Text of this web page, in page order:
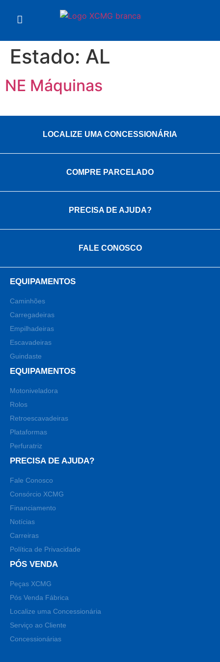
Estado: AL
NE Máquinas
LOCALIZE UMA CONCESSIONÁRIA
COMPRE PARCELADO
PRECISA DE AJUDA?
FALE CONOSCO
EQUIPAMENTOS
Caminhões
Carregadeiras
Empilhadeiras
Escavadeiras
Guindaste
EQUIPAMENTOS
Motoniveladora
Rolos
Retroescavadeiras
Plataformas
Perfuratriz
PRECISA DE AJUDA?
Fale Conosco
Consórcio XCMG
Financiamento
Notícias
Carreiras
Política de Privacidade
PÓS VENDA
Peças XCMG
Pós Venda Fábrica
Localize uma Concessionária
Serviço ao Cliente
Concessionárias